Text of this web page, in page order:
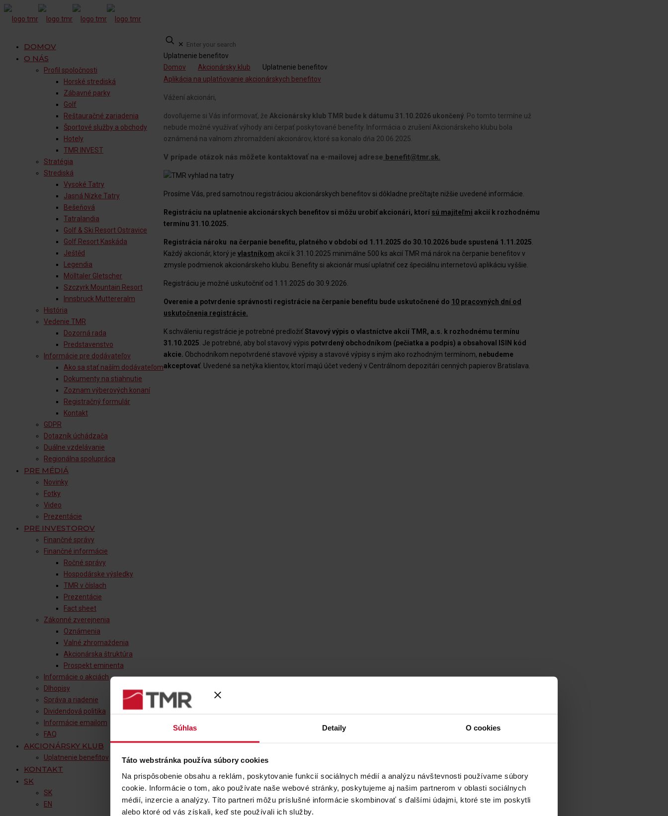
Súhlas Detaily O cookies
Táto webstránka používa súbory cookies
Na prispôsobenie obsahu a reklám, poskytovanie funkcií sociálnych médií a analýzu návštevnosti používame súbory
cookie. Informácie o tom, ako používate naše webové stránky, poskytujeme aj našim partnerom v oblasti sociálnych
médií, inzercie a analýzy. Títo partneri môžu príslušné informácie skombinovať s ďalšími údajmi, ktoré ste im poskytli
alebo ktoré od vás získali, keď ste používali ich služby.
DOMOV
O NÁS
Profil spoločnosti
Horské strediská
Zábavné parky
Golf
Reštauračné zariadenia
Športové služby a obchody
Hotely
TMR INVEST
Stratégia
Strediská
Vysoké Tatry
Jasná Nízke Tatry
Bešeňová
Tatralandia
Golf & Ski Resort Ostravice
Golf Resort Kaskáda
Ještěd
Legendia
Mölltaler Gletscher
Szczyrk Mountain Resort
Innsbruck Muttereralm
História
Vedenie TMR
Dozorná rada
Predstavenstvo
Informácie pre dodávateľov
Ako sa stať naším dodávateľom
Dokumenty na stiahnutie
Zoznam výberových konaní
Registračný formulár
Kontakt
GDPR
Dotazník úchádzača
Duálne vzdelávanie
Regionálna spolupráca
PRE MÉDIÁ
Novinky
Fotky
Video
Prezentácie
PRE INVESTOROV
Finančné správy
Finančné informácie
Ročné správy
Hospodárske výsledky
TMR v číslach
Prezentácie
Fact sheet
Zákonné zverejnenia
Oznámenia
Valné zhromaždenia
Akcionárska štruktúra
Prospekt eminenta
Informácie o akciách
Dlhopisy
Správa a riadenie
Dividendová politika
Informácie emailom
FAQ
AKCIONÁRSKY KLUB
Uplatnenie benefitov
KONTAKT
SK
SK
EN
✕
Uplatnenie benefitov
Domov
Akcionársky klub
Uplatnenie benefitov
Aplikácia na uplatňovanie akcionárskych benefitov
Vážení akcionári,
dovoľujeme si Vás informovať, že Akcionársky klub TMR bude k dátumu 31.10.2026 ukončený . Po tomto termíne už
nebude možné využívať výhody ani čerpať poskytované benefity. Informácia o zrušení Akcionárskeho klubu bola
oznámená na valnom zhromaždení akcionárov, ktoré sa konalo dňa 20.06.2025.
V prípade otázok nás môžete kontaktovať na e-mailovej adrese benefit@tmr.sk.
Prosíme Vás, pred samotnou registráciou akcionárskych benefitov si dôkladne prečítajte nižšie uvedené informácie.
Registráciu na uplatnenie akcionárskych benefitov si môžu urobiť akcionári, ktorí sú majiteľmi akcií k rozhodnému
termínu 31.10.2025.
Registrácia nároku na čerpanie benefitu, platného v období od 1.11.2025 do 30.10.2026 bude spustená 1.11.2025
Každý akcionár, ktorý je vlastníkom akcií k 31.10.2025 minimálne 500 ks akcií TMR má nárok na čerpanie benefitov v
zmysle podmienok akcionárskeho klubu. Benefity si akcionár musí uplatniť cez špeciálnu internetovú aplikáciu vyššie.
Registráciu je možné uskutočniť od 1.11.2025 do 30.9.2026.
Overenie a potvrdenie správnosti registrácie na čerpanie benefitu bude uskutočnené do 10 pracovných dní od
uskutočnenia registrácie.
K schváleniu registrácie je potrebné predložiť Stavový výpis o vlastníctve akcií TMR, a.s. k rozhodnému termínu
31.10.2025 . Je potrebné, aby bol stavový výpis potvrdený obchodníkom (pečiatka a podpis) a obsahoval ISIN kód
akcie. Obchodníkom nepotvrdené stavové výpisy a stavové výpisy s iným ako rozhodným termínom, nebudeme
akceptovať. Uvedené sa netýka klientov, ktorí majú účet vedený v Centrálnom depozitári cenných papierov Bratislava.